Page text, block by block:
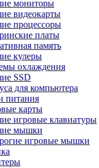
мониторы
видеокарты
процессоры
платы
память
кулеры
охлаждения
SSD
для компьютера
питания
карты
игровые клавиатуры
мышки
игровые мышки